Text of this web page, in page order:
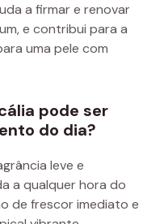
a firmar e renovar
e contribui para a
uma pele com
pode ser
do dia?
leve e
a qualquer hora do
de frescor imediato e